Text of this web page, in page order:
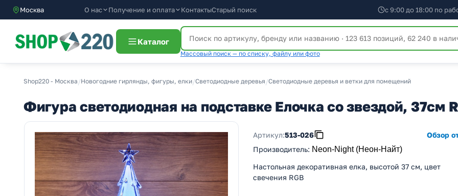
Москва О нас Получение и оплата КонтактыСтарый поиск с 9:00 до 18:00 по
Каталог
Массовый поиск — по списку, файлу или фото
Shop220 - Москва /Новогодние гирлянды, фигуры, елки/Светодиодные деревья /Светодиодные деревья и ветки для помещений
Фигура светодиодная на подставке Елочка со звездой, 37см
Артикул:513-026
Обзор
Производитель: Neon-Night (Неон-Найт)
Настольная декоративная елка, высотой 37 см, цвет
свечения RGB